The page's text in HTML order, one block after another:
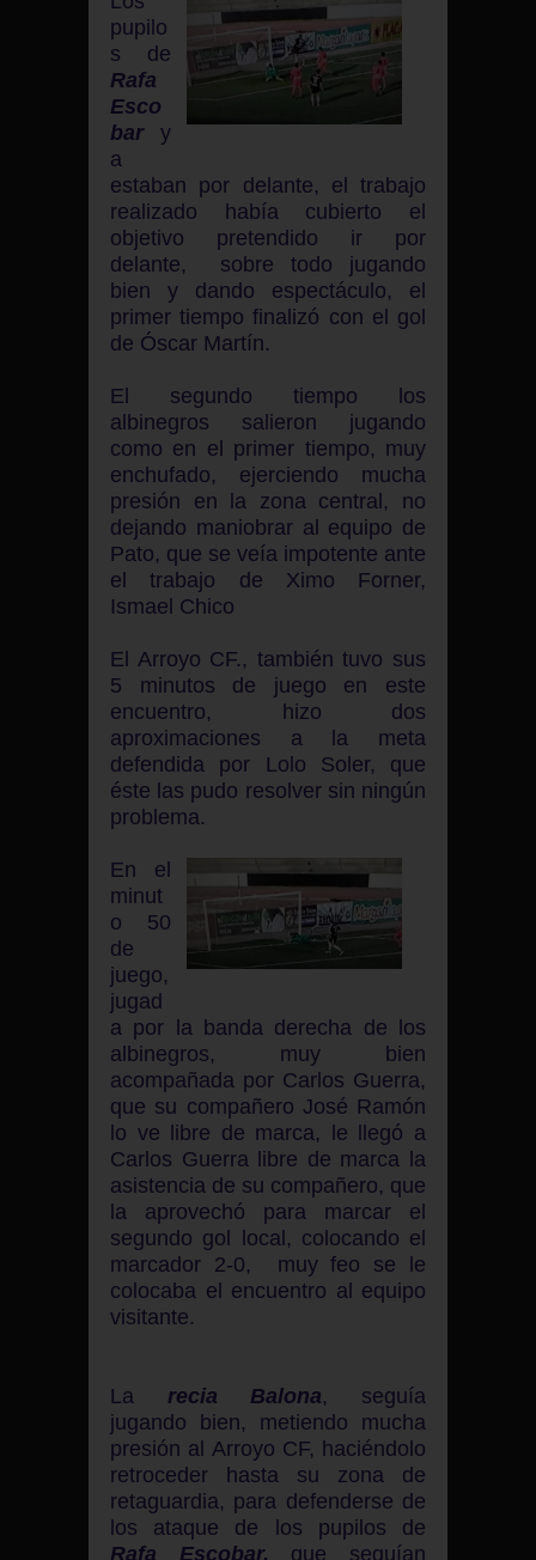
pupilo
s de
Rafa
Esco
bary
a
estaban por delante, el trabajo
realizado había cubierto el
objetivo pretendido ir por
delante, sobre todo jugando
bien y dando espectáculo, el
primer tiempo finalizó con el gol
de Óscar Martín.
El segundo tiempo los
albinegros salieron jugando
como en el primer tiempo, muy
enchufado, ejerciendo mucha
presión en la zona central, no
dejando maniobrar al equipo de
Pato, que se veía impotente ante
el trabajo de Ximo Forner,
Ismael Chico
El Arroyo CF., también tuvo sus
5 minutos de juego en este
encuentro, hizo dos
aproximaciones a la meta
defendida por Lolo Soler, que
éste las pudo resolver sin ningún
problema.
En el
minut
o 50
de
juego,
jugad
a por la banda derecha de los
albinegros, muy bien
acompañada por Carlos Guerra,
que su compañero José Ramón
lo ve libre de marca, le llegó a
Carlos Guerra libre de marca la
asistencia de su compañero, que
la aprovechó para marcar el
segundo gol local, colocando el
marcador 2-0, muy feo se le
colocaba el encuentro al equipo
visitante.
La recia Balona, seguía
jugando bien, metiendo mucha
presión al Arroyo CF, haciéndolo
retroceder hasta su zona de
retaguardia, para defenderse de
los ataque de los pupilos de
Rafa Escobar, que seguían